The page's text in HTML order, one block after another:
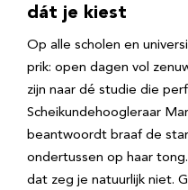
dát je kiest
Op alle scholen en
prik: open dagen vol
zijn naar dé studie die
Scheikundehoogleraar
beantwoordt braaf de
ondertussen op haar
dat zeg je natuurlijk niet.